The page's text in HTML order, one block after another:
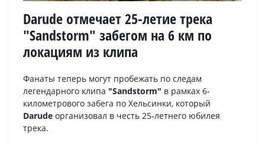
Darude отмечает 25-летие трека
"Sandstorm" забегом на 6 км по
локациям из клипа
Фанаты теперь могут пробежать по следам
легендарного клипа "Sandstorm" в рамках 6-
километрового забега по Хельсинки, который
Darude организовал в честь 25-летнего юбилея
трека.